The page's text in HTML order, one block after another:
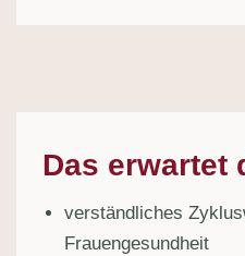
Das erwartet
verständliches
Frauengesundheit